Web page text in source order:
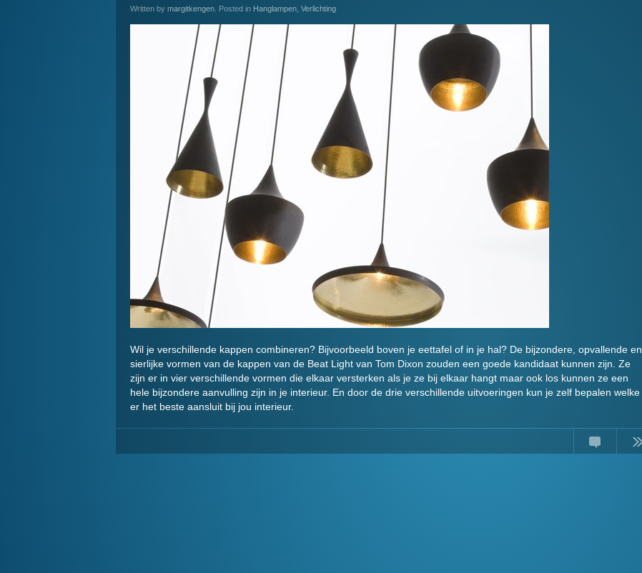
Written by margitkengen . Posted in Hanglampen Verlichting
Wil je verschillende kappen combineren? Bijvoorbeeld boven je eettafel of in je hal? De bijzondere, opvallende en
sierlijke vormen van de kappen van de Beat Light van Tom Dixon zouden een goede kandidaat kunnen zijn. Ze
zijn er in vier verschillende vormen die elkaar versterken als je ze bij elkaar hangt maar ook los kunnen ze een
hele bijzondere aanvulling zijn in je interieur. En door de drie verschillende uitvoeringen kun je zelf bepalen welke
er het beste aansluit bij jou interieur.